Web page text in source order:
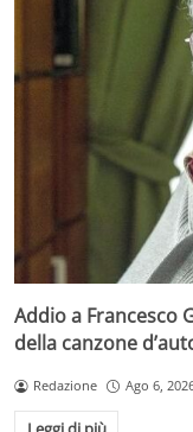
Addio a Francesco
della canzone
Redazione Ago 6,